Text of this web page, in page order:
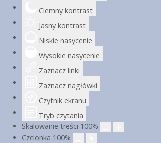
Ciemny kontrast
Jasny kontrast
Niskie nasycenie
Wysokie nasycenie
Zaznacz linki
Zaznacz nagłówki
Czytnik ekranu
Tryb czytania
Skalowanie treści 100%
Czcionka 100%